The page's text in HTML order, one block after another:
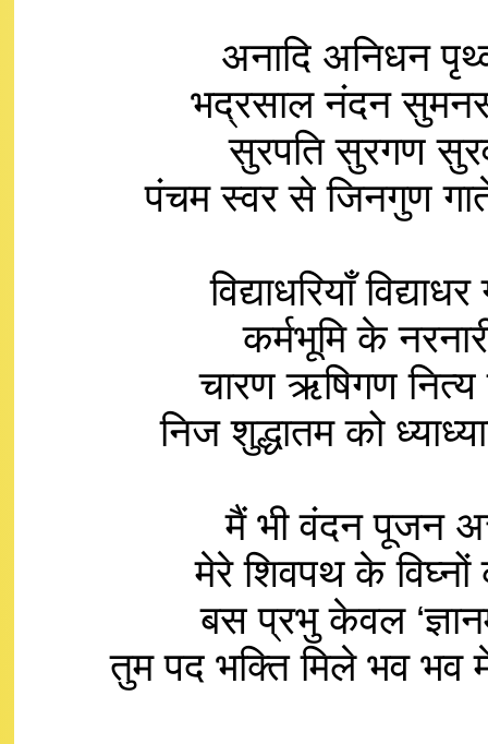
अनादि अनिधन
भद्रसाल नंदन
सुरपति सुरगण
पंचम स्वर से जिनगुण
विद्याधरियाँ
कर्मभूमि के
चारण ऋषिगण नित्य
निज शुद्धातम को
मैं भी वंदन पूजन
मेरे शिवपथ के
बस प्रभु केवल
तुम पद भक्ति मिले भव